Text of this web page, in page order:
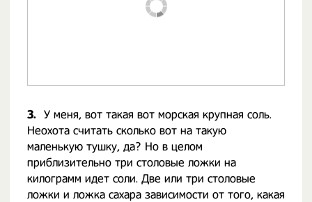
3. У меня, вот такая вот морская крупная соль.
Неохота считать сколько вот на такую
маленькую тушку, да? Но в целом
приблизительно три столовые ложки на
килограмм идет соли. Две или три столовые
ложки и ложка сахара зависимости от того, какая